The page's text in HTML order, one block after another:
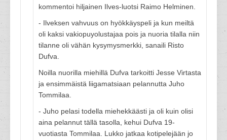
kommentoi hiljainen Ilves-luotsi Raimo Helminen.
- Ilveksen vahvuus on hyökkäyspeli ja kun meiltä
oli kaksi vakiopuyolustajaa pois ja nuoria tilalla niin
tilanne oli vähän kysymysmerkki, sanaili Risto
Dufva.
Noilla nuorilla miehillä Dufva tarkoitti Jesse Virtasta
ja ensimmäistä liigamatsiaan pelannutta Juho
Tommilaa.
- Juho pelasi todella miehekkäästi ja oli kuin olisi
aina pelannut tällä tasolla, kehui Dufva 19-
vuotiasta Tommilaa. Lukko jatkaa kotipelejään jo